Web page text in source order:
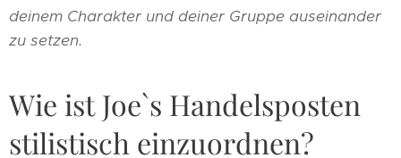
deinem Charakter und deiner Gruppe auseinander
zu setzen.
Wie ist Joe`s Handelsposten
stilistisch einzuordnen?